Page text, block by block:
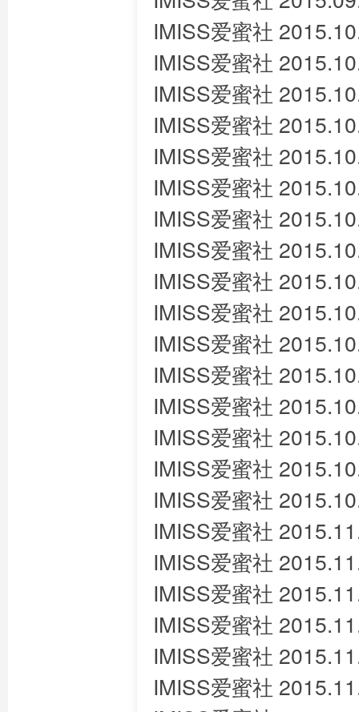
IMISS爱蜜社
IMISS爱蜜社
IMISS爱蜜社
IMISS爱蜜社
IMISS爱蜜社
IMISS爱蜜社
IMISS爱蜜社
IMISS爱蜜社
IMISS爱蜜社
IMISS爱蜜社
IMISS爱蜜社
IMISS爱蜜社
IMISS爱蜜社
IMISS爱蜜社
IMISS爱蜜社
IMISS爱蜜社
IMISS爱蜜社
IMISS爱蜜社
IMISS爱蜜社
IMISS爱蜜社
IMISS爱蜜社
IMISS爱蜜社